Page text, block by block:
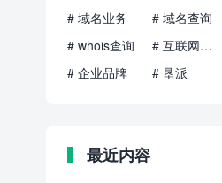
# 域名业务
# 域名查询
# whois查询
# 互联网品牌
# 企业品牌
# 垦派
最近内容